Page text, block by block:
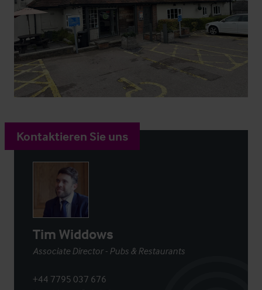
Kontaktieren Sie uns
Tim Widdows
Associate Director - Pubs & Restaurants
+44 7795 037 676